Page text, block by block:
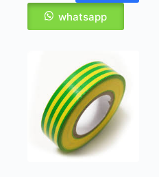
whatsapp